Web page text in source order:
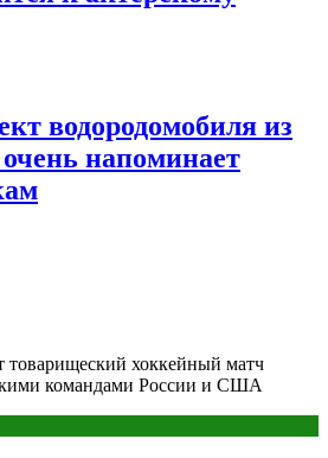
водородомобиля из
напоминает
товарищеский хоккейный матч
командами России и США